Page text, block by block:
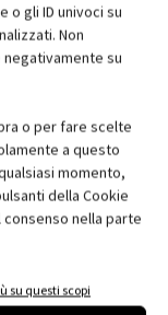
o gli ID univoci su
Non
su
o per fare scelte
a questo
momento,
della Cookie
nella parte
su questi scopi